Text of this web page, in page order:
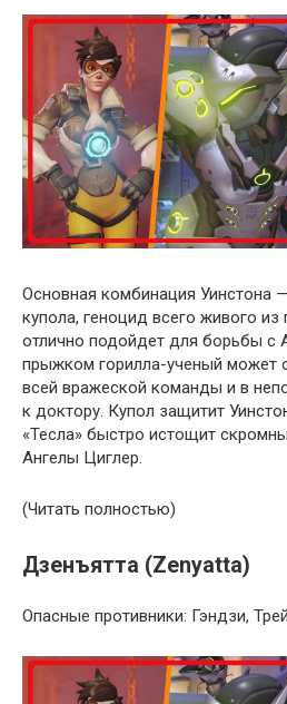
Основная комбинация Уинстона
купола, геноцид всего живого из
отлично подойдет для борьбы с
прыжком горилла-ученый может
всей вражеской команды и в
к доктору. Купол защитит
«Тесла» быстро истощит
Ангелы Циглер.
(Читать полностью)
Дзенъятта (Zenyatta)
Опасные противники: Гэндзи,